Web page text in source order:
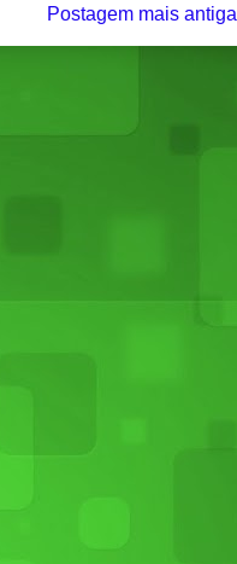
Postagem mais antiga